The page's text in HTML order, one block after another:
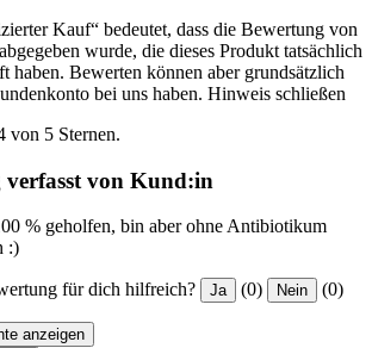
Kauf“ bedeutet, dass die Bewertung von
wurde, die dieses Produkt tatsächlich
haben. Bewerten können aber grundsätzlich
bei uns haben. Hinweis schließen
von 5 Sternen.
verfasst von Kund:in
% geholfen, bin aber ohne Antibiotikum
:)
für dich hilfreich? Ja (0) Nein (0)
anzeigen